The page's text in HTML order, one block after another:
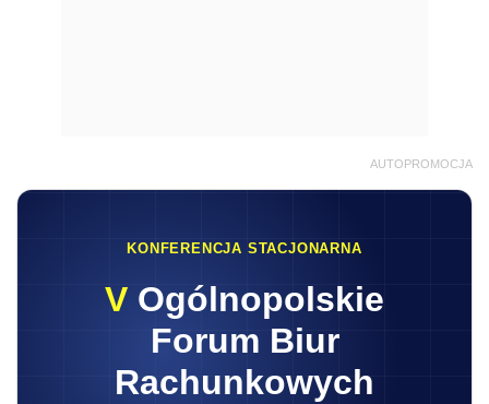
AUTOPROMOCJA
KONFERENCJA STACJONARNA
V Ogólnopolskie
Forum Biur
Rachunkowych